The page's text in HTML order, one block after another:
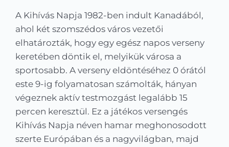
KRÉTA
A Kihívás Napja 1982-ben indult Kanadából,
ahol két szomszédos város vezetői
elhatározták, hogy egy egész napos verseny
keretében döntik el, melyikük városa a
sportosabb. A verseny eldöntéséhez 0 órától
este 9-ig folyamatosan számolták, hányan
végeznek aktív testmozgást legalább 15
percen keresztül. Ez a játékos versengés
Kihívás Napja néven hamar meghonosodott
szerte Európában és a nagyvilágban, majd